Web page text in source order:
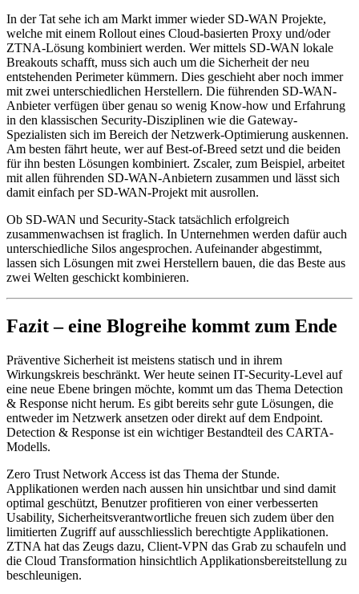
In der Tat sehe ich am Markt immer wieder SD-WAN Projekte,
welche mit einem Rollout eines Cloud-basierten Proxy und/oder
ZTNA-Lösung kombiniert werden. Wer mittels SD-WAN lokale
Breakouts schafft, muss sich auch um die Sicherheit der neu
entstehenden Perimeter kümmern. Dies geschieht aber noch immer
mit zwei unterschiedlichen Herstellern. Die führenden SD-WAN-
Anbieter verfügen über genau so wenig Know-how und Erfahrung
in den klassischen Security-Disziplinen wie die Gateway-
Spezialisten sich im Bereich der Netzwerk-Optimierung auskennen.
Am besten fährt heute, wer auf Best-of-Breed setzt und die beiden
für ihn besten Lösungen kombiniert. Zscaler, zum Beispiel, arbeitet
mit allen führenden SD-WAN-Anbietern zusammen und lässt sich
damit einfach per SD-WAN-Projekt mit ausrollen.
Ob SD-WAN und Security-Stack tatsächlich erfolgreich
zusammenwachsen ist fraglich. In Unternehmen werden dafür auch
unterschiedliche Silos angesprochen. Aufeinander abgestimmt,
lassen sich Lösungen mit zwei Herstellern bauen, die das Beste aus
zwei Welten geschickt kombinieren.
Fazit – eine Blogreihe kommt zum Ende
Präventive Sicherheit ist meistens statisch und in ihrem
Wirkungskreis beschränkt. Wer heute seinen IT-Security-Level auf
eine neue Ebene bringen möchte, kommt um das Thema Detection
& Response nicht herum. Es gibt bereits sehr gute Lösungen, die
entweder im Netzwerk ansetzen oder direkt auf dem Endpoint.
Detection & Response ist ein wichtiger Bestandteil des CARTA-
Modells.
Zero Trust Network Access ist das Thema der Stunde.
Applikationen werden nach aussen hin unsichtbar und sind damit
optimal geschützt, Benutzer profitieren von einer verbesserten
Usability, Sicherheitsverantwortliche freuen sich zudem über den
limitierten Zugriff auf ausschliesslich berechtigte Applikationen.
ZTNA hat das Zeugs dazu, Client-VPN das Grab zu schaufeln und
die Cloud Transformation hinsichtlich Applikationsbereitstellung zu
beschleunigen.